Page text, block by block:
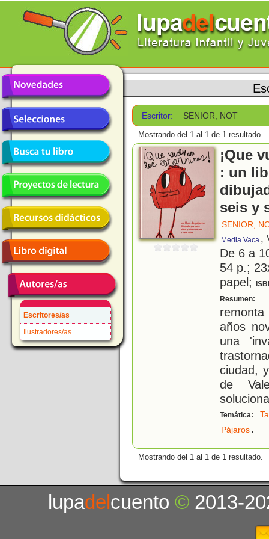
Escritores/as
Ilustradores/as
Escritor: SENIOR, NOT
Mostrando del 1 al 1 de 1 resultado.
¡Que
: un
seis y
SENIOR,
Media Vaca ,
De 6 a
54 p.;
papel;
Resumen:
años
una
ciudad,
de
Temática:
Pájaros.
Mostrando del 1 al 1 de 1 resultado.
lupadelcuento© 2013-